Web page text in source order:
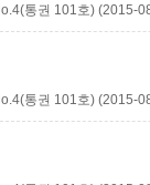
통권 101호) (2015-
통권 101호) (2015-